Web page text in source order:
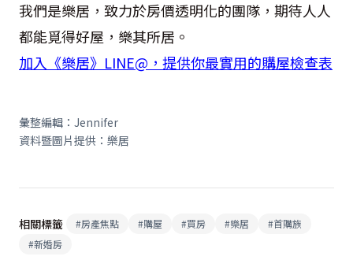
我們是樂居，致力於房價透明化的團隊，期待人人
都能覓得好屋，樂其所居。
加入《樂居》LINE@，提供你最實用的購屋檢查表
彙整編輯：Jennifer
資料暨圖片提供：樂居
相關標籤 #房產焦點 #購屋 #買房 #樂居 #首購族
#新婚房